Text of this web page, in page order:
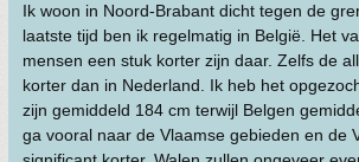
Ik woon in Noord-Brabant dicht tegen de
laatste tijd ben ik regelmatig in België. Het
mensen een stuk korter zijn daar. Zelfs de
korter dan in Nederland. Ik heb het
zijn gemiddeld 184 cm terwijl Belgen
ga vooral naar de Vlaamse gebieden en de